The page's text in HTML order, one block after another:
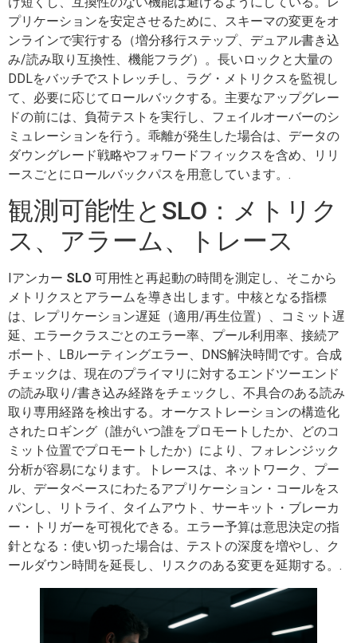
プリケーションを安定させるために、スキーマの変更をオ
ンラインで実行する（増分移行ステップ、デュアル書き込
み/読み取り互換性、機能フラグ）。長いロックと大量の
DDLをバッチでストレッチし、ラグ・メトリクスを監視し
て、必要に応じてロールバックする。主要なアップグレー
ドの前には、負荷テストを実行し、フェイルオーバーのシ
ミュレーションを行う。乖離が発生した場合は、データの
ダウングレード戦略やフォワードフィックスを含め、リリ
ースごとにロールバックパスを用意しています。.
観測可能性とSLO：メトリク
ス、アラーム、トレース
Iアンカー SLO 可用性と再起動の時間を測定し、そこから
メトリクスとアラームを導き出します。中核となる指標
は、レプリケーション遅延（適用/再生位置）、コミット遅
延、エラークラスごとのエラー率、プール利用率、接続ア
ボート、LBルーティングエラー、DNS解決時間です。合成
チェックは、現在のプライマリに対するエンドツーエンド
の読み取り/書き込み経路をチェックし、不具合のある読み
取り専用経路を検出する。オーケストレーションの構造化
されたロギング（誰がいつ誰をプロモートしたか、どのコ
ミット位置でプロモートしたか）により、フォレンジック
分析が容易になります。トレースは、ネットワーク、プー
ル、データベースにわたるアプリケーション・コールをス
パンし、リトライ、タイムアウト、サーキット・ブレーカ
ー・トリガーを可視化できる。エラー予算は意思決定の指
針となる：使い切った場合は、テストの深度を増やし、ク
ールダウン時間を延長し、リスクのある変更を延期する。.